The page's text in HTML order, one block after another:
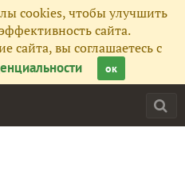
cookies, чтобы улучшить
сайта.
сайта, вы соглашаетесь с
ок